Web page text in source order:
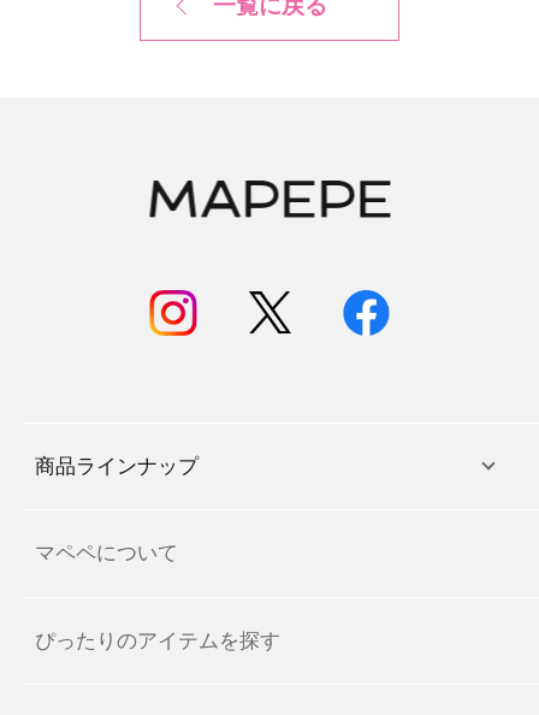
商品ラインナップ
マペペについて
ぴったりのアイテムを探す